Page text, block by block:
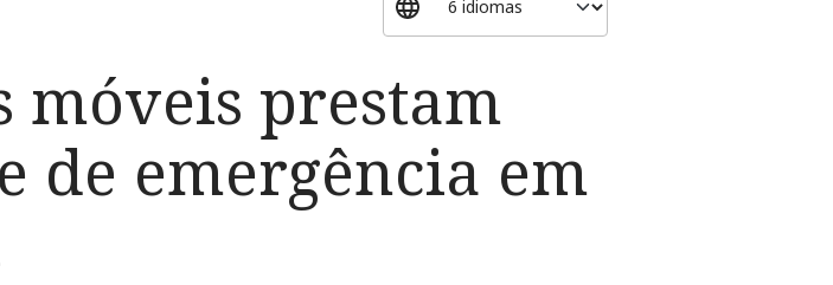
móveis prestam
de emergência em